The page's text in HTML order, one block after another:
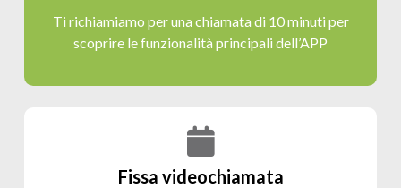
Ti richiamiamo per una chiamata di 10 minuti per
scoprire le funzionalità principali dell’APP
Fissa videochiamata